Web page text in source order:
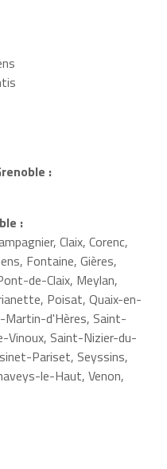
:
:
Claix, Corenc,
Fontaine, Gières,
de-Claix, Meylan,
Poisat, Quaix-en-
Martin-d'Hères, Saint-
Saint-Nizier-du-
Pariset, Seyssins,
le-Haut, Venon,